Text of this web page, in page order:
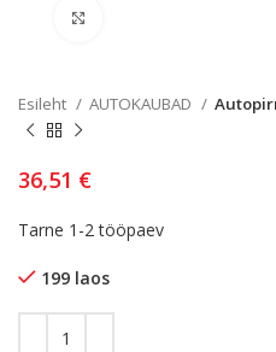
Esileht AUTOKAUBAD
36,51 €
Tarne 1-2 tööpaev
199 laos